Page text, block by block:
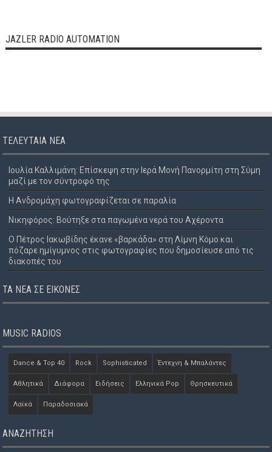
JAZLER RADIO AUTOMATION
ΤΕΛΕΥΤΑΊΑ ΝΈΑ
Ιουλία Καλλιμάνη: Επίσκεψη στην Ιερά Μονή Πανορμίτη στη Σύμη
μαζί με τον σύντροφό της
Η Ανδρομάχη φωτογραφίζεται σε παραλία
Νικηφόρος: Βούτηξε στα παγωμένα νερά του Αχέροντα
Ο Πέτρος Ιακωβίδης έκανε «βαρκάδα» στη Λίμνη Κόμο και
πόζαρε ημίγυμνος στις φωτογραφίες που δημοσίευσε από τις
διακοπές του
ΤΑ ΝΈΑ ΣΕ ΕΙΚΌΝΕΣ
MUSIC RADIOS
Dance & Top 40 Rock Sophisticated Έντεχνη & Μπαλάντες
Αθλητικά Διάφορα Ειδήσεις Ελληνικά Pop Θρησκευτικά
Λαϊκά Παραδοσιακά
ΑΝΑΖΗΤΗΣΗ